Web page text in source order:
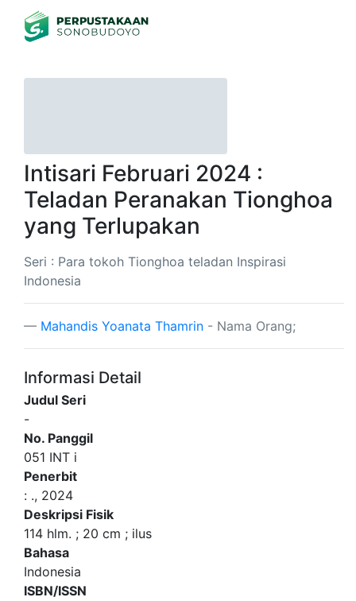
Intisari Februari 2024 :
Teladan Peranakan Tionghoa
yang Terlupakan
Seri : Para tokoh Tionghoa teladan Inspirasi
Indonesia
Mahandis Yoanata Thamrin - Nama Orang;
Informasi Detail
Judul Seri
-
No. Panggil
051 INT i
Penerbit
: ., 2024
Deskripsi Fisik
114 hlm. ; 20 cm ; ilus
Bahasa
Indonesia
ISBN/ISSN